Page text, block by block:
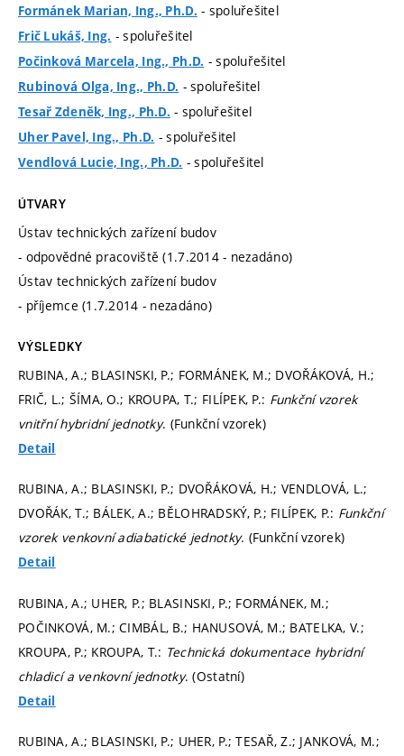
Formánek Marian, Ing., Ph.D. - spoluřešitel
Frič Lukáš, Ing. - spoluřešitel
Počinková Marcela, Ing., Ph.D. - spoluřešitel
Rubinová Olga, Ing., Ph.D. - spoluřešitel
Tesař Zdeněk, Ing., Ph.D. - spoluřešitel
Uher Pavel, Ing., Ph.D. - spoluřešitel
Vendlová Lucie, Ing., Ph.D. - spoluřešitel
ÚTVARY
Ústav technických zařízení budov
- odpovědné pracoviště (1.7.2014 - nezadáno)
Ústav technických zařízení budov
- příjemce (1.7.2014 - nezadáno)
VÝSLEDKY
RUBINA, A.; BLASINSKI, P.; FORMÁNEK, M.; DVOŘÁKOVÁ, H.;
FRIČ, L.; ŠÍMA, O.; KROUPA, T.; FILÍPEK, P.: Funkční vzorek
vnitřní hybridní jednotky. (Funkční vzorek)
Detail
RUBINA, A.; BLASINSKI, P.; DVOŘÁKOVÁ, H.; VENDLOVÁ, L.;
DVOŘÁK, T.; BÁLEK, A.; BĚLOHRADSKÝ, P.; FILÍPEK, P.: Funkční
vzorek venkovní adiabatické jednotky. (Funkční vzorek)
Detail
RUBINA, A.; UHER, P.; BLASINSKI, P.; FORMÁNEK, M.;
POČINKOVÁ, M.; CIMBÁL, B.; HANUSOVÁ, M.; BATELKA, V.;
KROUPA, P.; KROUPA, T.: Technická dokumentace hybridní
chladicí a venkovní jednotky. (Ostatní)
Detail
RUBINA, A.; BLASINSKI, P.; UHER, P.; TESAŘ, Z.; JANKOVÁ, M.;